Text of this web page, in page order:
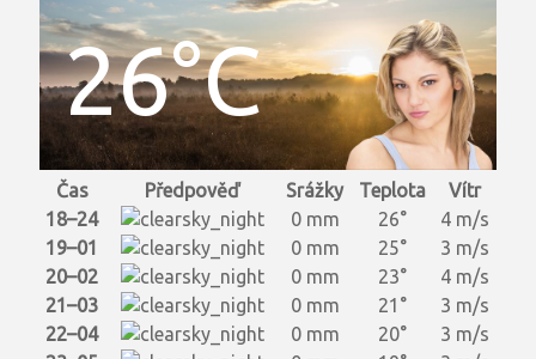
26°C
Čas Předpověď Srážky Teplota
Vítr
18–24
0 mm 26°
4 m/s
19–01
0 mm 25°
3 m/s
20–02
0 mm 23°
4 m/s
21–03
0 mm 21°
3 m/s
22–04
0 mm 20°
3 m/s